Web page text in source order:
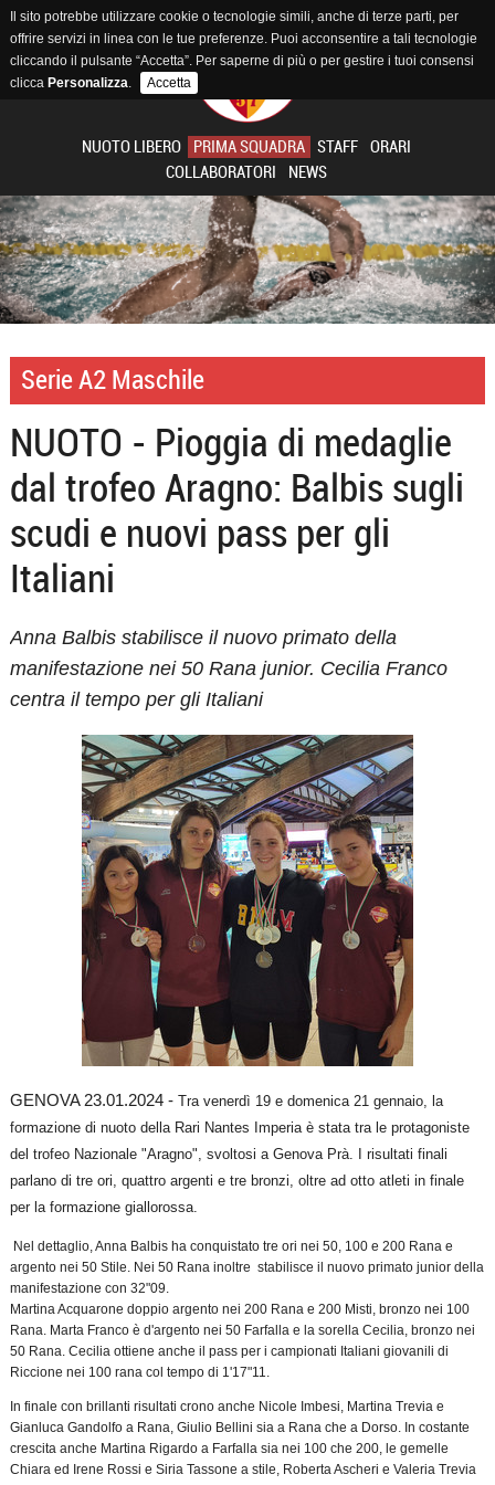
NUOTO LIBERO PRIMA SQUADRA STAFF
ORARI
COLLABORATORI
NEWS
Serie A2 Maschile
NUOTO - Pioggia di medaglie
dal trofeo Aragno: Balbis sugli
scudi e nuovi pass per gli
Italiani
Anna Balbis stabilisce il nuovo primato della
manifestazione nei 50 Rana junior. Cecilia Franco
centra il tempo per gli Italiani
GENOVA 23.01.2024 - Tra venerdì 19 e domenica 21 gennaio, la
formazione di nuoto della Rari Nantes Imperia è stata tra le protagoniste
del trofeo Nazionale "Aragno", svoltosi a Genova Prà. I risultati finali
parlano di tre ori, quattro argenti e tre bronzi, oltre ad otto atleti in finale
per la formazione giallorossa.
Nel dettaglio, Anna Balbis ha conquistato tre ori nei 50, 100 e 200 Rana e
argento nei 50 Stile. Nei 50 Rana inoltre stabilisce il nuovo primato junior della
manifestazione con 32"09.
Martina Acquarone doppio argento nei 200 Rana e 200 Misti, bronzo nei 100
Rana. Marta Franco è d'argento nei 50 Farfalla e la sorella Cecilia, bronzo nei
50 Rana. Cecilia ottiene anche il pass per i campionati Italiani giovanili di
Riccione nei 100 rana col tempo di 1'17"11.
In finale con brillanti risultati crono anche Nicole Imbesi, Martina Trevia e
Gianluca Gandolfo a Rana, Giulio Bellini sia a Rana che a Dorso. In costante
crescita anche Martina Rigardo a Farfalla sia nei 100 che 200, le gemelle
Chiara ed Irene Rossi e Siria Tassone a stile, Roberta Ascheri e Valeria Trevia
Il sito potrebbe utilizzare cookie o tecnologie simili, anche di terze parti, per
offrire servizi in linea con le tue preferenze. Puoi acconsentire a tali tecnologie
cliccando il pulsante “Accetta”. Per saperne di più o per gestire i tuoi consensi
clicca Personalizza. Accetta